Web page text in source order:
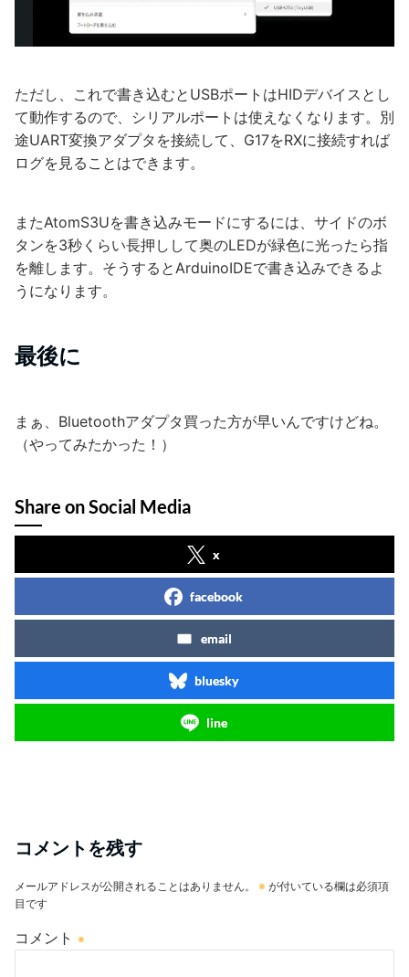
ただし、これで書き込むとUSBポートはHIDデバイスとし
て動作するので、シリアルポートは使えなくなります。別
途UART変換アダプタを接続して、G17をRXに接続すれば
ログを見ることはできます。
またAtomS3Uを書き込みモードにするには、サイドのボ
タンを3秒くらい長押しして奥のLEDが緑色に光ったら指
を離します。そうするとArduinoIDEで書き込みできるよ
うになります。
最後に
まぁ、Bluetoothアダプタ買った方が早いんですけどね。
（やってみたかった！）
Share on Social Media
x
facebook
email
bluesky
line
コメントを残す
メールアドレスが公開されることはありません。 ※ が付いている欄は必須項
目です
コメント ※